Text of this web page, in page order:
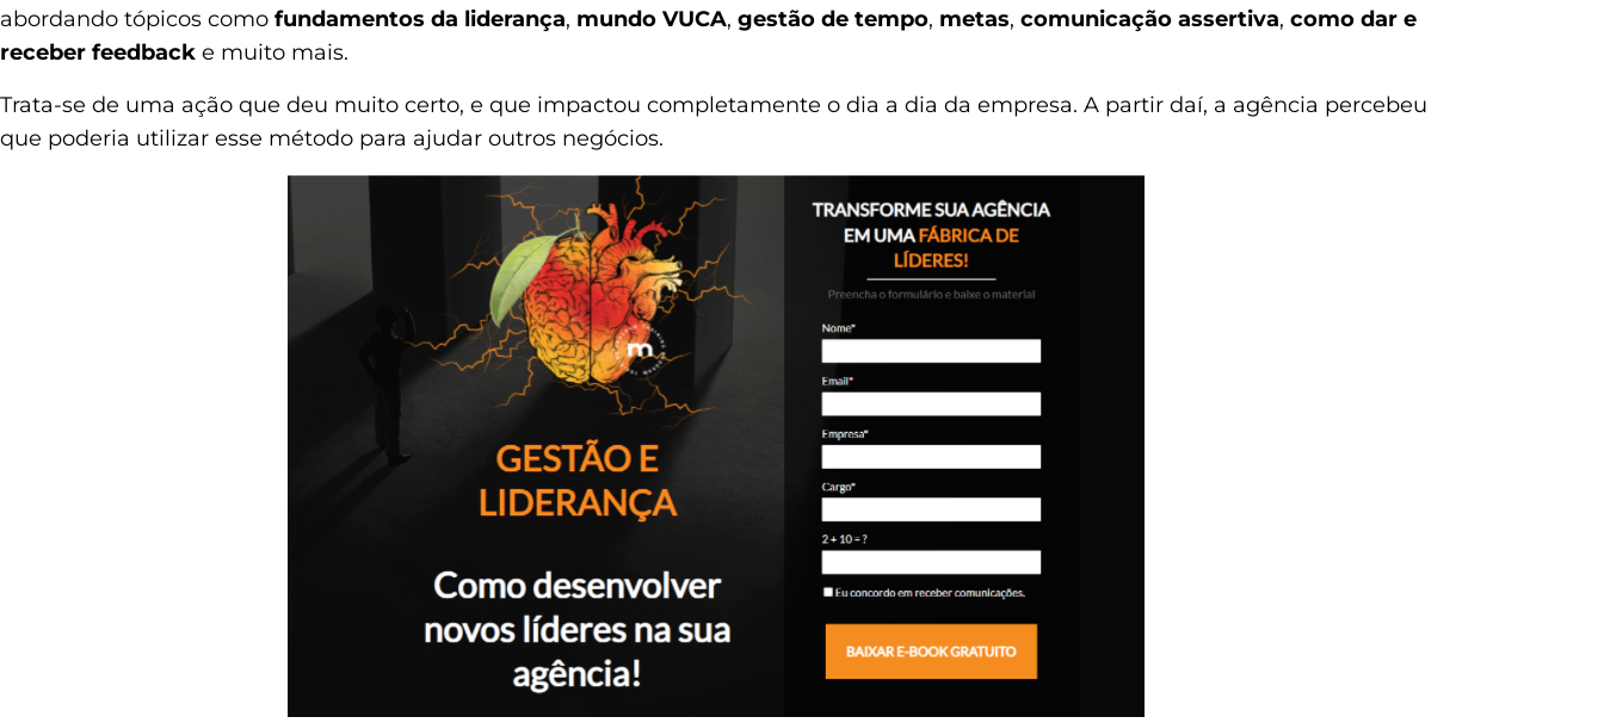
abordando tópicos como fundamentos da liderança, mundo VUCA, gestão de tempo, metas, comunicação assertiva, como dar e
receber feedback e muito mais.
Trata-se de uma ação que deu muito certo, e que impactou completamente o dia a dia da empresa. A partir daí, a agência percebeu
que poderia utilizar esse método para ajudar outros negócios.